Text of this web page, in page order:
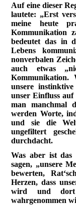
Auf eine dieser
lautete: „Erst
meine heute
Kommunikation
bedeutet das in
Lebens
nonverbalen
auch etwas
unsere
unser Einfluss auf
man manchmal
werden Worte,
und sie die
ungefiltert
durchdacht.
Was aber ist
sagen, „unsere
bewerten,
Herzen, dass
wird und dort
wahrgenommen